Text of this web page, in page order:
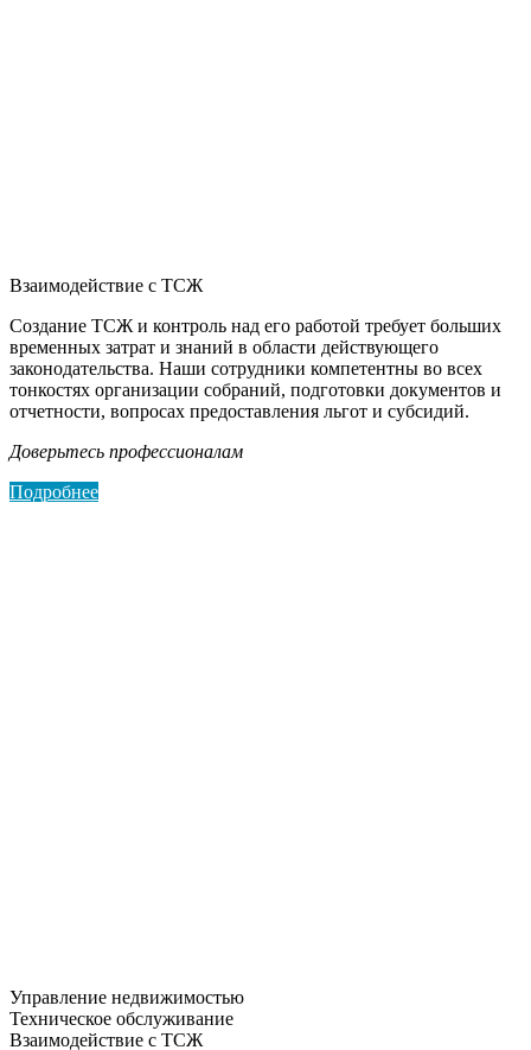
Взаимодействие с ТСЖ
Создание ТСЖ и контроль над его работой требует больших
временных затрат и знаний в области действующего
законодательства. Наши сотрудники компетентны во всех
тонкостях организации собраний, подготовки документов и
отчетности, вопросах предоставления льгот и субсидий.
Доверьтесь профессионалам
Подробнее
Управление недвижимостью
Техническое обслуживание
Взаимодействие с ТСЖ